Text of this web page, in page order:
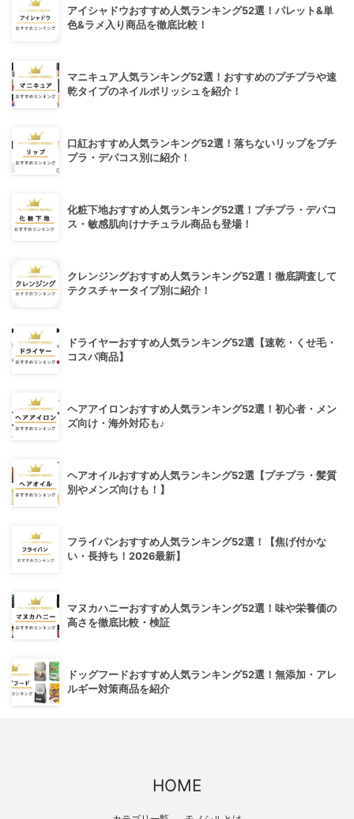
アイシャドウおすすめ人気ランキング52選！パレット&単
色&ラメ入り商品を徹底比較！
マニキュア人気ランキング52選！おすすめのプチプラや速
乾タイプのネイルポリッシュを紹介！
口紅おすすめ人気ランキング52選！落ちないリップをプチ
プラ・デパコス別に紹介！
化粧下地おすすめ人気ランキング52選！プチプラ・デパコ
ス・敏感肌向けナチュラル商品も登場！
クレンジングおすすめ人気ランキング52選！徹底調査して
テクスチャータイプ別に紹介！
ドライヤーおすすめ人気ランキング52選【速乾・くせ毛・
コスパ商品】
ヘアアイロンおすすめ人気ランキング52選！初心者・メン
ズ向け・海外対応も♪
ヘアオイルおすすめ人気ランキング52選【プチプラ・髪質
別やメンズ向けも！】
フライパンおすすめ人気ランキング52選！【焦げ付かな
い・長持ち！2026最新】
マヌカハニーおすすめ人気ランキング52選！味や栄養価の
高さを徹底比較・検証
ドッグフードおすすめ人気ランキング52選！無添加・アレ
ルギー対策商品を紹介
HOME